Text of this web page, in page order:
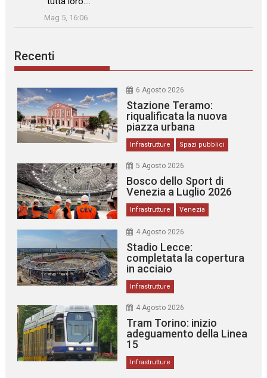
”
Mag 5, 16:06
Recenti
6 Agosto 2026
Stazione Teramo:
riqualificata la nuova
piazza urbana
Infrastrutture Spazi pubblici
5 Agosto 2026
Bosco dello Sport di
Venezia a Luglio 2026
Infrastrutture Venezia
4 Agosto 2026
Stadio Lecce:
completata la copertura
in acciaio
Infrastrutture
4 Agosto 2026
Tram Torino: inizio
adeguamento della Linea
15
Infrastrutture